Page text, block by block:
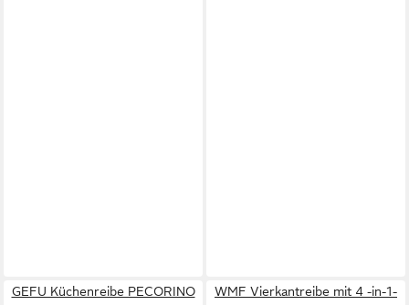
GEFU Küchenreibe PECORINO
WMF Vierkantreibe mit 4 -in-1-